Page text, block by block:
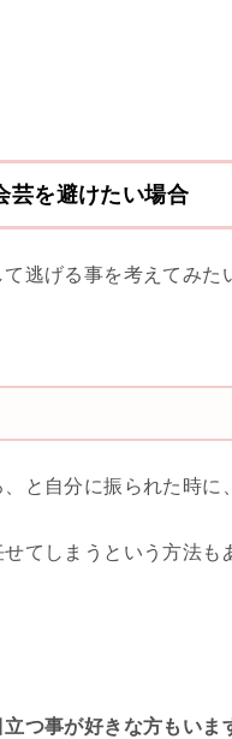
芸を避けたい場合
逃げる事を考えてみた
と自分に振られた時に、
てしまうという方法も
つ事が好きな方もいま